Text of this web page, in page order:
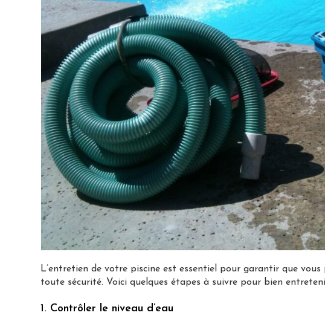
L’entretien de votre piscine est essentiel pour garantir que
toute sécurité. Voici quelques étapes à suivre pour bien
1. Contrôler le niveau d’eau